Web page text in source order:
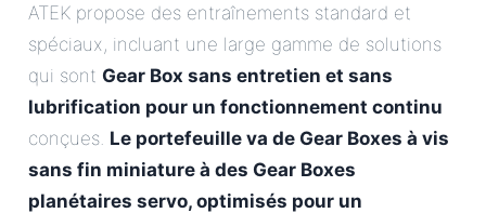
ATEK propose des entraînements standard et
spéciaux, incluant une large gamme de solutions
qui sont Gear Box sans entretien et sans
lubrification pour un fonctionnement continu
conçues. Le portefeuille va de Gear Boxes à vis
sans fin miniature à des Gear Boxes
planétaires servo, optimisés pour un